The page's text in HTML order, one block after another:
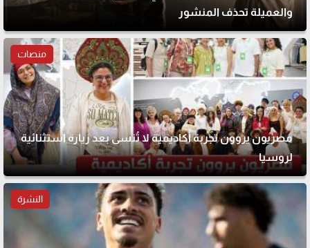
والعميلة تحذف المنشور
منصات
مصريون يروون تجربة أكاديمية لا تُنسى بعد زيارة استثنائية
لروسيا
النشرة